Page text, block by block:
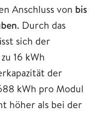
Anschluss von bis
. Durch das
sich der
16 kWh
der
kWh pro Modul
höher als bei der